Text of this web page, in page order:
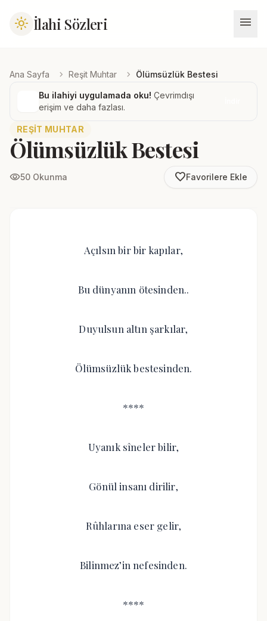
light_mode İlahi Sözleri menu
Ana Sayfa chevron_right Reşit Muhtar chevron_right Ölümsüzlük Bestesi
Bu ilahiyi uygulamada oku! Çevrimdışı
erişim ve daha fazlası.
REŞIT MUHTAR
Ölümsüzlük Bestesi
visibility50 Okunma favorite_borderFavorilere Ekle
Açılsın bir bir kapılar,
Bu dünyanın ötesinden..
Duyulsun altın şarkılar,
Ölümsüzlük bestesinden.
****
Uyanık sîneler bilir,
Gönül insanı dirilir,
Rûhlarına eser gelir,
Bilinmez’in nefesinden.
****